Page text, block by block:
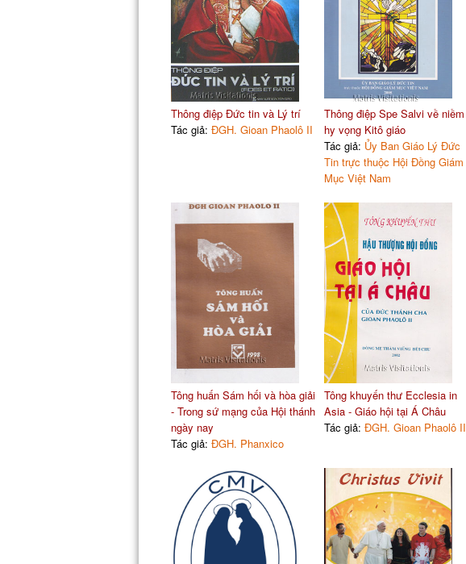
Thông điệp Đức tin và Lý trí
Tác giả: ĐGH. Gioan Phaolô II
Thông điệp Spe Salvi về niềm
hy vọng Kitô giáo
Tác giả: Ủy Ban Giáo Lý Đức
Tin trực thuộc Hội Đồng Giám
Mục Việt Nam
Tông huấn Sám hối và hòa giải
- Trong sứ mạng của Hội thánh
ngày nay
Tác giả: ĐGH. Phanxico
Tông khuyến thư Ecclesia in
Asia - Giáo hội tại Á Châu
Tác giả: ĐGH. Gioan Phaolô II